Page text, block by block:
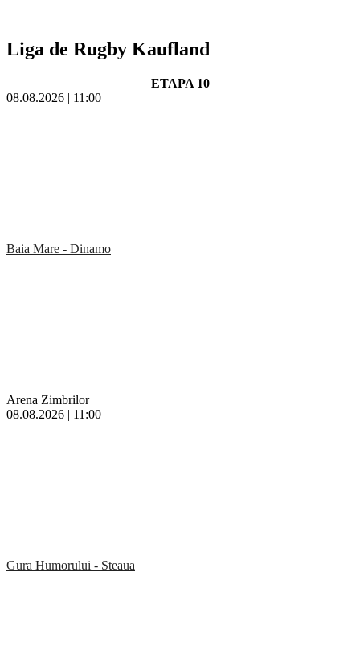
Liga de Rugby Kaufland
ETAPA 10
08.08.2026 | 11:00
Baia Mare - Dinamo
Arena Zimbrilor
08.08.2026 | 11:00
Gura Humorului - Steaua